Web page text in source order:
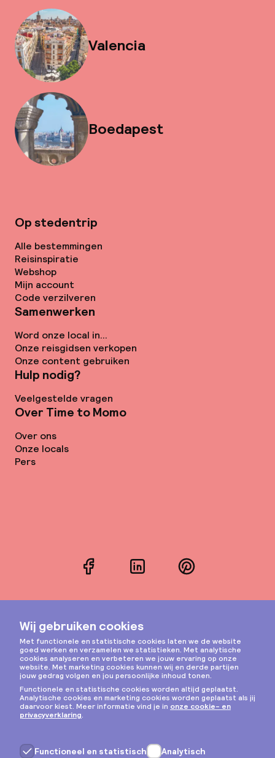
Valencia
Boedapest
Op stedentrip
Alle bestemmingen
Reisinspiratie
Webshop
Mijn account
Code verzilveren
Samenwerken
Word onze local in...
Onze reisgidsen verkopen
Onze content gebruiken
Hulp nodig?
Veelgestelde vragen
Over Time to Momo
Over ons
Onze locals
Pers
FacebookLinkedInPinterest
Instagram
Privacy & cookies
Algemene voorwaarden